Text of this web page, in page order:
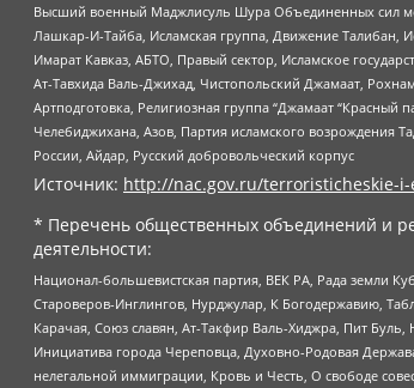
Высший военный Маджлисуль Шура Объединенных сил
Лашкар-И-Тайба, Исламская группа, Движение Талибан,
Имарат Кавказ, АБТО, Правый сектор, Исламское
Ат-Тавхида Валь-Джихад, Чистопольский Джамаат,
Артподготовка, Религиозная группа “Джамаат
Челебиджихана, Азов, Партия исламского возрождения
России, Айдар, Русский добровольческий корпус
Источник: http://nac.gov.ru/terroristicheskie-
* Перечень общественных объединений и
деятельности:
Национал-большевистская партия, ВЕК РА, Рада земли
Староверов-Инглингов, Нурджулар, К Богодержавию,
Карачая, Союз славян, Ат-Такфир Валь-Хиджра, Пит
Инициатива города Череповца, Духовно-Родовая
нелегальной иммиграции, Кровь и Честь, О свободе